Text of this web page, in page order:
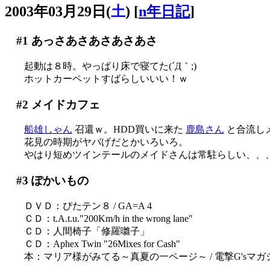
2003年03月29日(土) [n年日記]
#1 あっさあさあさあさあさ
起動は８時。やっぱり床で寝てた(´Д｀;)
ホットカーペットすばらしいいい！ｗ
#2 メイドカフェ
船雄しゃん 召還ｗ。HDD買いに来た 鹿島さん と合流し
花見の時期がヤバげだとかいろいろ。
やはり短めツインテールのメイドさんは常駐らしい、、、
#3 ぽかいもの
ＤＶＤ：ぴたテン８ / GA=A 4
ＣＤ：t.A.t.u."200Km/h in the wrong lane"
ＣＤ：人間椅子「修羅囃子」
ＣＤ：Aphex Twin "26Mixes for Cash"
本：マリア様がみてる～真夏の一ページ～ / 電撃G'sマガ